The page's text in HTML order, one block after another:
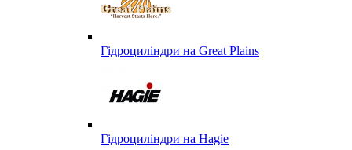
Гідроциліндри на Great Plains
Гідроциліндри на Hagie